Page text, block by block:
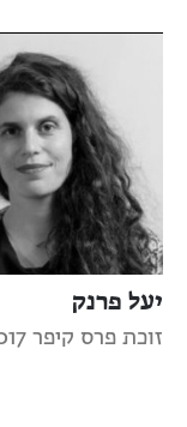
יעל פרנק
זוכת פרס קיפר 2017